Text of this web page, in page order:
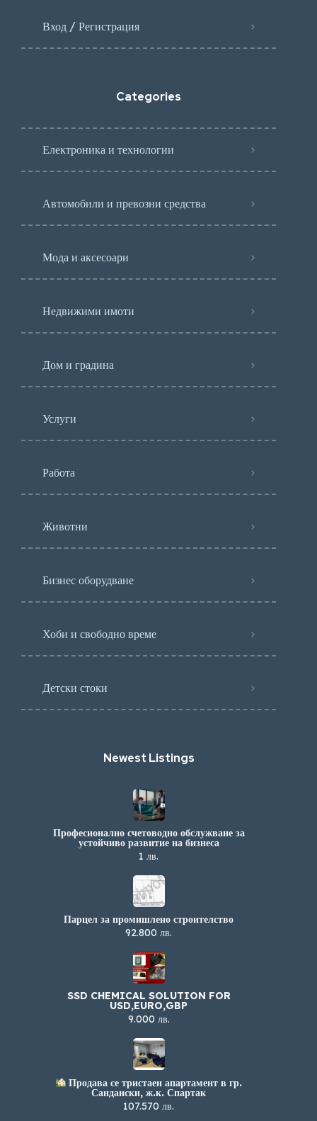
Вход / Регистрация
Categories
Електроника и технологии
Автомобили и превозни средства
Мода и аксесоари
Недвижими имоти
Дом и градина
Услуги
Работа
Животни
Бизнес оборудване
Хоби и свободно време
Детски стоки
Newest Listings​
Професионално счетоводно обслужване за
устойчиво развитие на бизнеса
1 лв.
Парцел за промишлено строителство
92.800 лв.
SSD CHEMICAL SOLUTION FOR
USD,EURO,GBP
9.000 лв.
Продава се тристаен апартамент в гр.
Сандански, ж.к. Спартак
107.570 лв.